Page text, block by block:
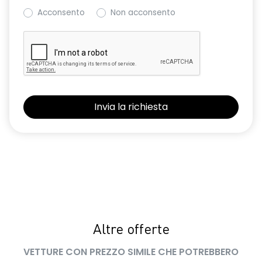
Acconsento
Non acconsento
Altre offerte
VETTURE CON PREZZO SIMILE CHE POTREBBERO